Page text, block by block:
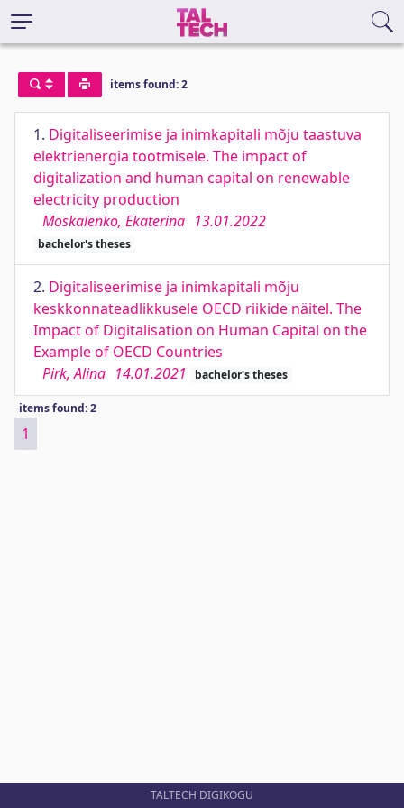
items found: 2
1. Digitaliseerimise ja inimkapitali mõju taastuva
elektrienergia tootmisele. The impact of
digitalization and human capital on renewable
electricity production
Moskalenko, Ekaterina 13.01.2022
bachelor's theses
2. Digitaliseerimise ja inimkapitali mõju
keskkonnateadlikkusele OECD riikide näitel. The
Impact of Digitalisation on Human Capital on the
Example of OECD Countries
Pirk, Alina 14.01.2021 bachelor's theses
items found: 2
1
TALTECH DIGIKOGU